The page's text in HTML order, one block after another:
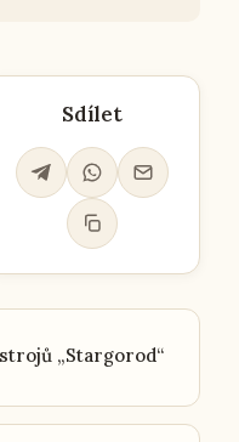
Sdílet
„Stargorod“